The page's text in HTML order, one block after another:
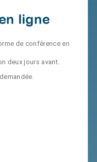
ligne
de conférence en
deux jours avant.